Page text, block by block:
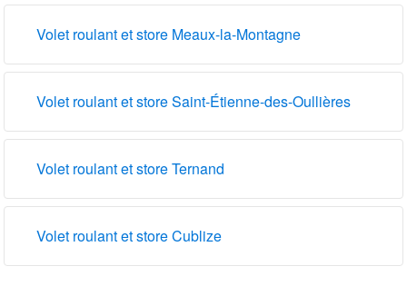
Volet roulant et store Meaux-la-Montagne
Volet roulant et store Saint-Étienne-des-Oullières
Volet roulant et store Ternand
Volet roulant et store Cublize